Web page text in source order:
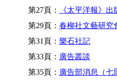
第27頁：
《太平洋報》出
第29頁： 春柳社文藝研究
第31頁： 樂石社記
第33頁： 廣告叢談
第35頁： 廣告部消息（七